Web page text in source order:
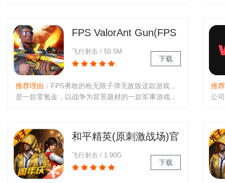
游戏玩法。喜欢的小伙伴们可以..
轻
FPS ValorAnt Gun(FPS
勇敢的枪无限子弹无敌
版)
飞行射击 / 50.5M
下载
推荐理由 ：FPS勇敢的枪无限子弹无敌版这款游戏，
是一款零氪金，以战争为背景题材的一款军事游戏，
可以一起对战啦。..
推
公
物
和平精英(原刺激战场)官
方最新版
飞行射击 / 1.90G
下载